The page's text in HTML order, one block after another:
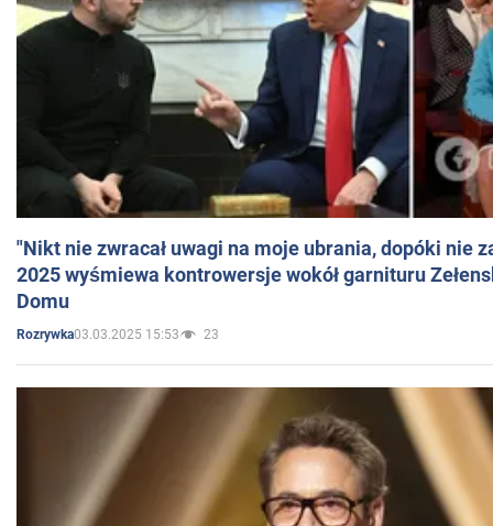
"Nikt nie zwracał uwagi na moje ubrania, dopóki nie
2025 wyśmiewa kontrowersje wokół garnituru
Domu
Rozrywka03.03.2025 15:53 23